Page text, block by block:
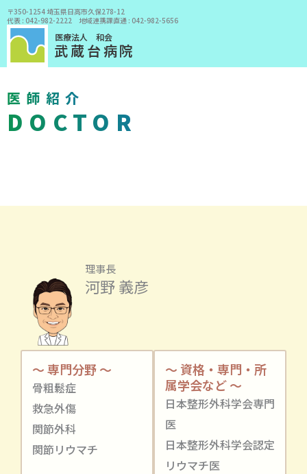
〒350-1254 埼玉県日高市久保278-12
代表 : 042-982-2222 地域連携課直通 : 042-982-5656
医療法人 和会
武蔵台病院
医師紹介
DOCTOR
理事長
河野 義彦
～ 専門分野 ～
骨粗鬆症
救急外傷
関節外科
関節リウマチ
～ 資格・専門・所
属学会など ～
日本整形外科学会専門
医
日本整形外科学会認定
リウマチ医